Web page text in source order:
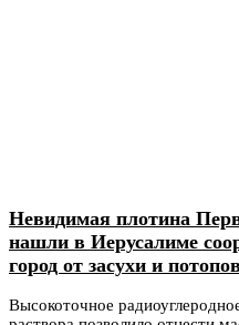
Невидимая плотина
нашли в Иерусалиме
город от засухи и
Высокоточное